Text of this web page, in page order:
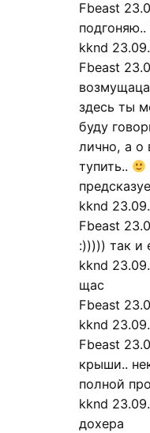
Fbeast
kknd
Fbeast
здесь ты
буду
лично, а о
тупить..
kknd
Fbeast
:))))) так и
kknd
щас
Fbeast
kknd
Fbeast
крыши..
полной
kknd
дохера